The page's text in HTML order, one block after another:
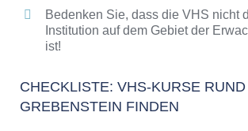
Bedenken Sie, dass die VHS nicht
Institution auf dem Gebiet der
ist!
CHECKLISTE: VHS-KURSE
GREBENSTEIN FINDEN